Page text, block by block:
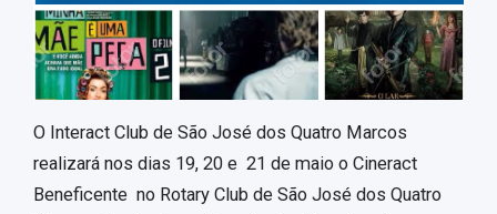
O Interact Club de São José dos Quatro Marcos
realizará nos dias 19, 20 e 21 de maio o Cineract
Beneficente no Rotary Club de São José dos Quatro